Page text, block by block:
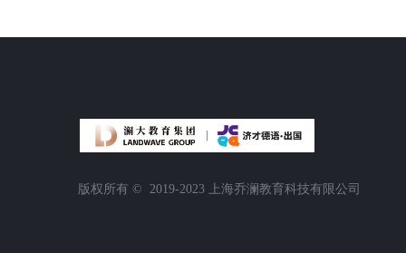
版权所有 ©  2019-2023 上海乔澜教育科技有限公司